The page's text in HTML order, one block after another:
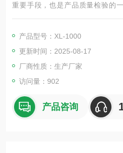
重要手段，也是产品质量检验的
料，塑料，铝塑板，以及汽车安
产品型号：XL-1000
更新时间：2025-08-17
厂商性质：生产厂家
访问量：902
产品咨询